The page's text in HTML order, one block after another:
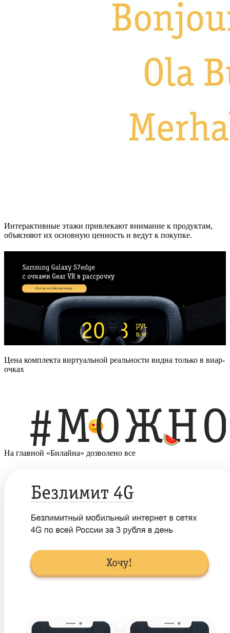
Интерактивные этажи привлекают внимание к продуктам,
объясняют их основную ценность и ведут к покупке.
Цена комплекта виртуальной реальности видна только в виар-
очках
На главной «Билайна» дозволено все